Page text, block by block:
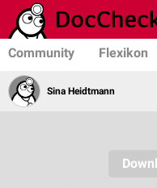
Community Flexikon
Sina Heidtmann